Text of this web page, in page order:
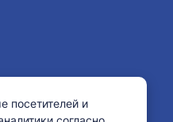
посетителей и